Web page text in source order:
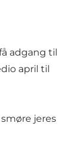
adgang til
april til
jeres